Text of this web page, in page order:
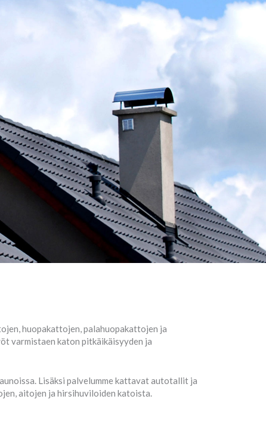
huopakattojen, palahuopakattojen ja
varmistaen katon pitkäikäisyyden ja
Lisäksi palvelumme kattavat autotallit ja
aitojen ja hirsihuviloiden katoista.